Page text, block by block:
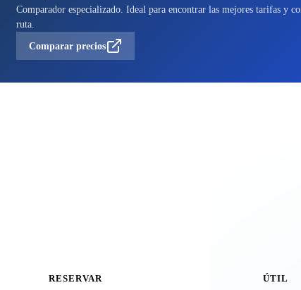
Comparador especializado. Ideal para encontrar las mejores tarifas y
ruta.
Comparar precios
RESERVAR ÚTIL